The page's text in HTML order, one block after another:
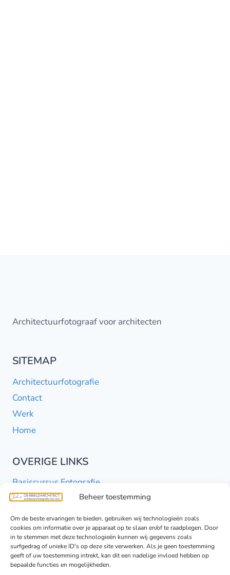
Beheer toestemming
Om de beste ervaringen te bieden, gebruiken wij technologieën zoals
cookies om informatie over je apparaat op te slaan en/of te raadplegen. Door
in te stemmen met deze technologieën kunnen wij gegevens zoals
surfgedrag of unieke ID's op deze site verwerken. Als je geen toestemming
geeft of uw toestemming intrekt, kan dit een nadelige invloed hebben op
bepaalde functies en mogelijkheden.
Architectuurfotograaf voor architecten
SITEMAP
Architectuurfotografie
Contact
Werk
Home
OVERIGE LINKS
Basiscursus Fotografie
Minishoots portretten
Persoonlijk werk
BERICHTEN
Blog